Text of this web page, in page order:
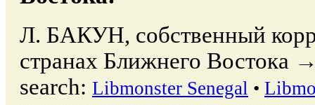
Л. БАКУН, собственный
странах Ближнего Востока
search: Libmonster Senegal •